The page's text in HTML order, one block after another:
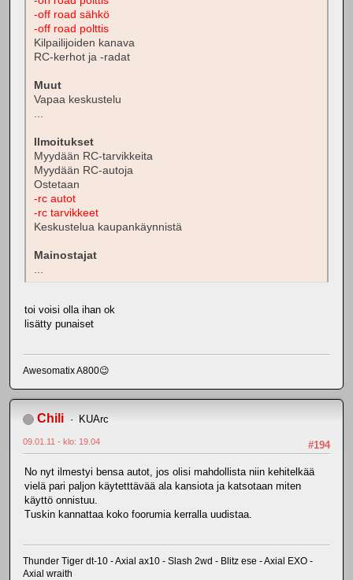
-off road sähkö
-off road polttis
Kilpailijoiden kanava
RC-kerhot ja -radat
Muut
Vapaa keskustelu
...
Ilmoitukset
Myydään RC-tarvikkeita
Myydään RC-autoja
Ostetaan
-rc autot
-rc tarvikkeet
Keskustelua kaupankäynnistä
Mainostajat
...
toi voisi olla ihan ok
lisätty punaiset
Awesomatix A800😉
Chili KUArc
#194
09.01.11 - klo: 19.04
No nyt ilmestyi bensa autot, jos olisi mahdollista niin kehitelkää
vielä pari paljon käytetttävää ala kansiota ja katsotaan miten
käyttö onnistuu.
Tuskin kannattaa koko foorumia kerralla uudistaa.
Thunder Tiger dt-10 - Axial ax10 - Slash 2wd - Blitz ese - Axial EXO -
Axial wraith